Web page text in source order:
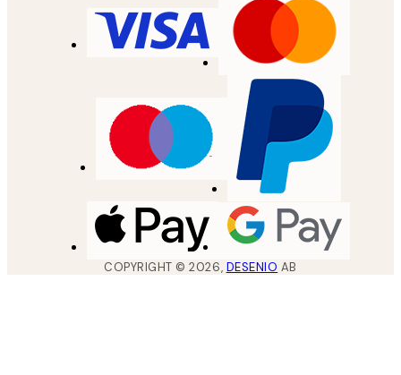
COPYRIGHT ©2026, DESENIO AB